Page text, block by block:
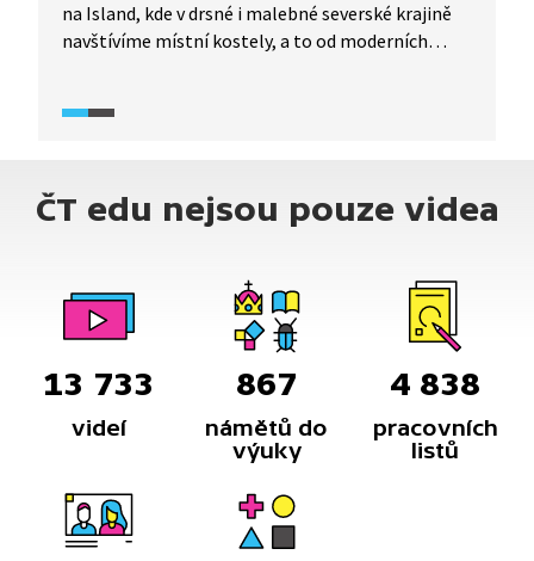
na Island, kde v drsné i malebné severské krajině
navštívíme místní kostely, a to od moderních
pohledy na krásnou islandskou přírodu, která tvoří
na Islandu dříve žilo.
ČT edu nejsou pouze videa
13 733
videí
867
námětů do
výuky
4 838
pracovních
listů